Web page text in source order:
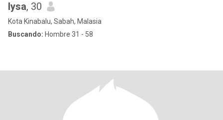
lysa, 30
Kota Kinabalu, Sabah, Malasia
Buscando: Hombre 31 - 58